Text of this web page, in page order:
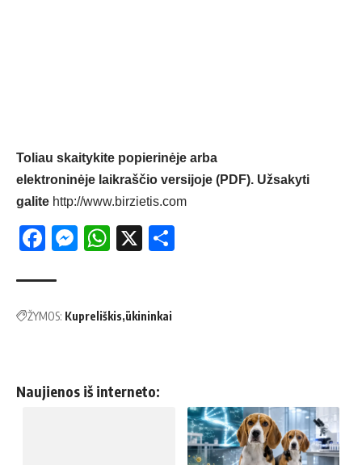
Toliau skaitykite popierinėje arba
elektroninėje laikraščio versijoje (PDF). Užsakyti
galite http://www.birzietis.com
Facebook
Messenger
WhatsApp
X
ŽYMOS: Kupreliškis ūkininkai
Naujienos iš interneto: